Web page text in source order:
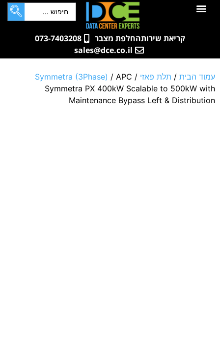
לתוכן
קריאת שירותהחלפת מצבר
073-7403208
sales@dce.co.il
עמוד הבית / תלת פאזי /
Symmetra (3Phase) / APC
Symmetra PX 400kW Scalable to 500kW with
Maintenance Bypass Left & Distribution